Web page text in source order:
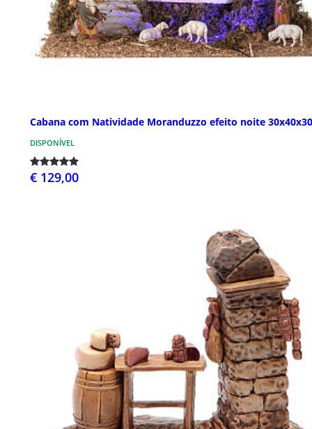
Cabana com Natividade Moranduzzo efeito noite
DISPONÍVEL
€ 129,00